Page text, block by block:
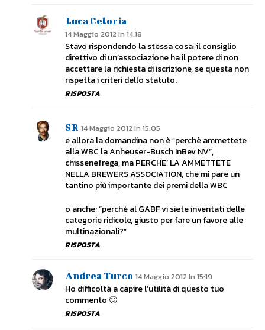
Luca Celoria
14 Maggio 2012 In 14:18
Stavo rispondendo la stessa cosa: il consiglio
direttivo di un’associazione ha il potere di non
accettare la richiesta di iscrizione, se questa non
rispetta i criteri dello statuto.
RISPOSTA
SR 14 Maggio 2012 In 15:05
e allora la domandina non è “perchè ammettete
alla WBC la Anheuser-Busch InBev NV”,
chissenefrega, ma PERCHE’ LA AMMETTETE
NELLA BREWERS ASSOCIATION, che mi pare un
tantino più importante dei premi della WBC
o anche: “perchè al GABF vi siete inventati delle
categorie ridicole, giusto per fare un favore alle
multinazionali?”
RISPOSTA
Andrea Turco 14 Maggio 2012 In 15:19
Ho difficoltà a capire l’utilità di questo tuo
commento 🙂
RISPOSTA